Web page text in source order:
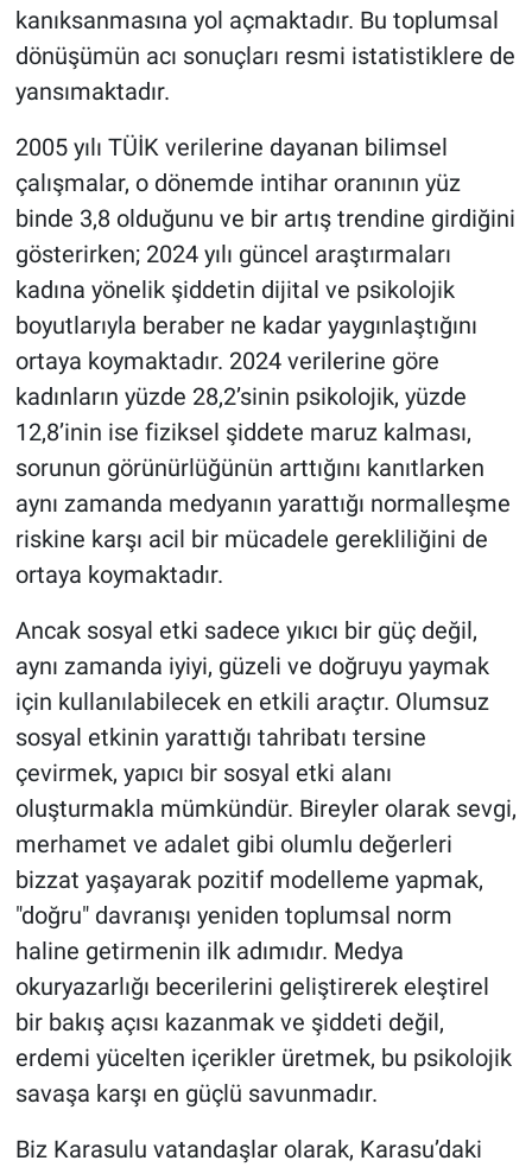
kanıksanmasına yol açmaktadır. Bu toplumsal
dönüşümün acı sonuçları resmi istatistiklere de
yansımaktadır.
2005 yılı TÜİK verilerine dayanan bilimsel
çalışmalar, o dönemde intihar oranının yüz
binde 3,8 olduğunu ve bir artış trendine girdiğini
gösterirken; 2024 yılı güncel araştırmaları
kadına yönelik şiddetin dijital ve psikolojik
boyutlarıyla beraber ne kadar yaygınlaştığını
ortaya koymaktadır. 2024 verilerine göre
kadınların yüzde 28,2’sinin psikolojik, yüzde
12,8’inin ise fiziksel şiddete maruz kalması,
sorunun görünürlüğünün arttığını kanıtlarken
aynı zamanda medyanın yarattığı normalleşme
riskine karşı acil bir mücadele gerekliliğini de
ortaya koymaktadır.
​Ancak sosyal etki sadece yıkıcı bir güç değil,
aynı zamanda iyiyi, güzeli ve doğruyu yaymak
için kullanılabilecek en etkili araçtır. Olumsuz
sosyal etkinin yarattığı tahribatı tersine
çevirmek, yapıcı bir sosyal etki alanı
oluşturmakla mümkündür. Bireyler olarak sevgi,
merhamet ve adalet gibi olumlu değerleri
bizzat yaşayarak pozitif modelleme yapmak,
"doğru" davranışı yeniden toplumsal norm
haline getirmenin ilk adımıdır. Medya
okuryazarlığı becerilerini geliştirerek eleştirel
bir bakış açısı kazanmak ve şiddeti değil,
erdemi yücelten içerikler üretmek, bu psikolojik
savaşa karşı en güçlü savunmadır.
Biz Karasulu vatandaşlar olarak, Karasu’daki